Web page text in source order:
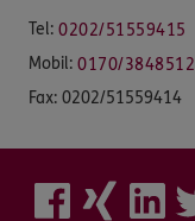
Tel: 0202/51559415
Mobil: 0170/3848512
Fax: 0202/51559414